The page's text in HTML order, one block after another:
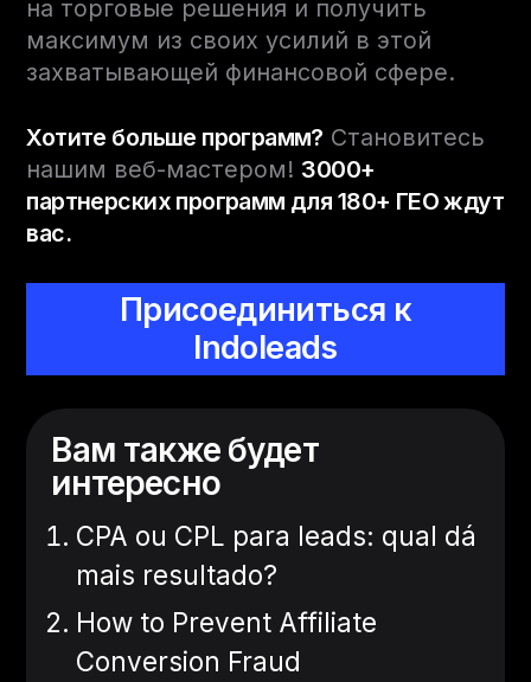
на торговые решения и получить
максимум из своих усилий в этой
захватывающей финансовой сфере.
Хотите больше программ? Становитесь
нашим веб-мастером! 3000+
партнерских программ для 180+ ГЕО ждут
вас.
Присоединиться к
Indoleads
Вам также будет
интересно
CPA ou CPL para leads: qual dá
mais resultado?
How to Prevent Affiliate
Conversion Fraud